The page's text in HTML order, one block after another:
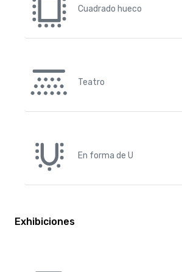
Cuadrado hueco
Teatro
En forma de U
Exhibiciones